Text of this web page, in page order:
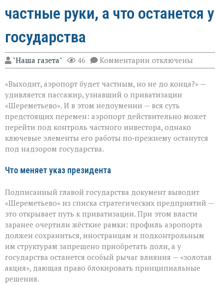
частные руки, а что останется у
государства
"Наша газета" 46 Комментарии к
записи
что
уйдёт
частные
руки,
а
что
останется
отключены
«Выходит, аэропорт будет частным, но не до конца?» —
удивляется пассажир, узнавший о приватизации
«Шереметьево». И в этом недоумении — вся суть
предстоящих перемен: аэропорт действительно может
перейти под контроль частного инвестора, однако
ключевые элементы его работы по‑прежнему останутся
под надзором государства.
Что меняет указ президента
Подписанный главой государства документ выводит
«Шереметьево» из списка стратегических предприятий —
это открывает путь к приватизации. При этом власти
заранее очертили жёсткие рамки: профиль аэропорта
должен сохраниться, иностранцам и подконтрольным
им структурам запрещено приобретать доли, а у
государства останется особый рычаг влияния — «золотая
акция», дающая право блокировать принципиальные
решения.